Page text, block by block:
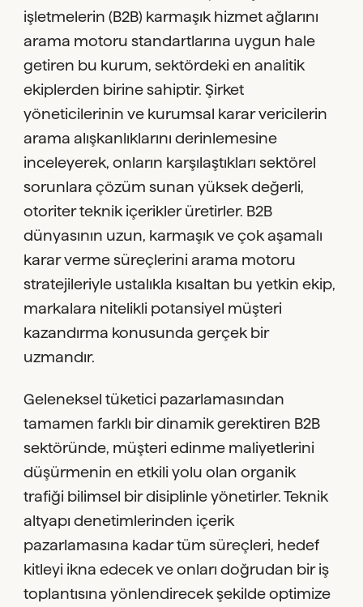
işletmelerin (B2B) karmaşık hizmet ağlarını
arama motoru standartlarına uygun hale
getiren bu kurum, sektördeki en analitik
ekiplerden birine sahiptir. Şirket
yöneticilerinin ve kurumsal karar vericilerin
arama alışkanlıklarını derinlemesine
inceleyerek, onların karşılaştıkları sektörel
sorunlara çözüm sunan yüksek değerli,
otoriter teknik içerikler üretirler. B2B
dünyasının uzun, karmaşık ve çok aşamalı
karar verme süreçlerini arama motoru
stratejileriyle ustalıkla kısaltan bu yetkin ekip,
markalara nitelikli potansiyel müşteri
kazandırma konusunda gerçek bir
uzmandır.
Geleneksel tüketici pazarlamasından
tamamen farklı bir dinamik gerektiren B2B
sektöründe, müşteri edinme maliyetlerini
düşürmenin en etkili yolu olan organik
trafiği bilimsel bir disiplinle yönetirler. Teknik
altyapı denetimlerinden içerik
pazarlamasına kadar tüm süreçleri, hedef
kitleyi ikna edecek ve onları doğrudan bir iş
toplantısına yönlendirecek şekilde optimize